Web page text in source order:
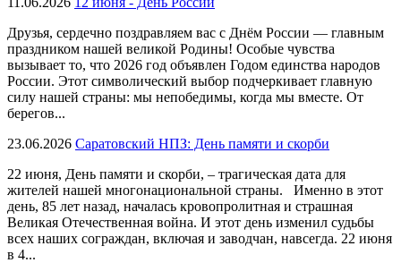
Друзья, сердечно поздравляем вас с Днём России — главным
праздником нашей великой Родины! Особые чувства
вызывает то, что 2026 год объявлен Годом единства народов
России. Этот символический выбор подчеркивает главную
силу нашей страны: мы непобедимы, когда мы вместе. От
берегов...
23.06.2026 Саратовский НПЗ: День памяти и скорби
22 июня, День памяти и скорби, – трагическая дата для
жителей нашей многонациональной страны. Именно в этот
день, 85 лет назад, началась кровопролитная и страшная
Великая Отечественная война. И этот день изменил судьбы
всех наших сограждан, включая и заводчан, навсегда. 22 июня
в 4...